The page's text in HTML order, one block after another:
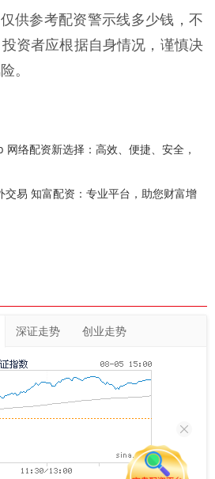
供参考配资警示线多少钱，不
资者应根据自身情况，谨慎决
。
络配资新选择：高效、便捷、安全，
交易 知富配资：专业平台，助您财富增
深证走势 创业走势